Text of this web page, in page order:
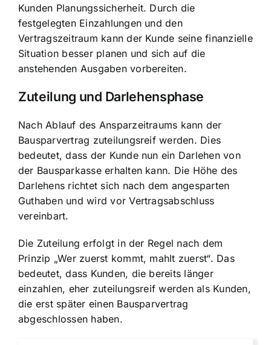
Kunden Planungssicherheit. Durch die
festgelegten Einzahlungen und den
Vertragszeitraum kann der Kunde seine finanzielle
Situation besser planen und sich auf die
anstehenden Ausgaben vorbereiten.
Zuteilung und Darlehensphase
Nach Ablauf des Ansparzeitraums kann der
Bausparvertrag zuteilungsreif werden. Dies
bedeutet, dass der Kunde nun ein Darlehen von
der Bausparkasse erhalten kann. Die Höhe des
Darlehens richtet sich nach dem angesparten
Guthaben und wird vor Vertragsabschluss
vereinbart.
Die Zuteilung erfolgt in der Regel nach dem
Prinzip „Wer zuerst kommt, mahlt zuerst“. Das
bedeutet, dass Kunden, die bereits länger
einzahlen, eher zuteilungsreif werden als Kunden,
die erst später einen Bausparvertrag
abgeschlossen haben.